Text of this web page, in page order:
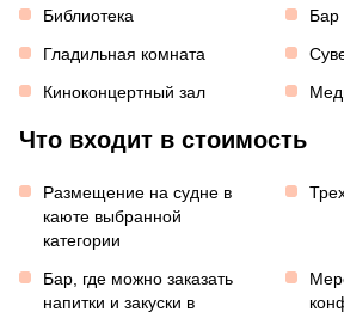
Библиотека
Бар
Гладильная комната
Киноконцертный зал
Что входит в стоимость
Размещение на судне в
каюте выбранной
категории
Бар, где можно заказать
напитки и закуски в